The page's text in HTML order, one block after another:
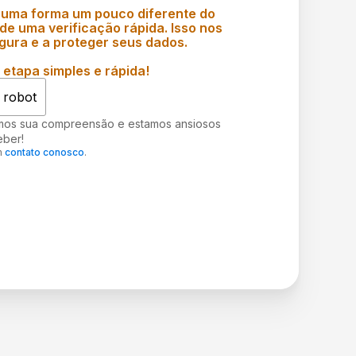
forma um pouco diferente do
uma verificação rápida. Isso nos
e a proteger seus dados.
simples e rápida!
robot
sua compreensão e estamos ansiosos
contato conosco.